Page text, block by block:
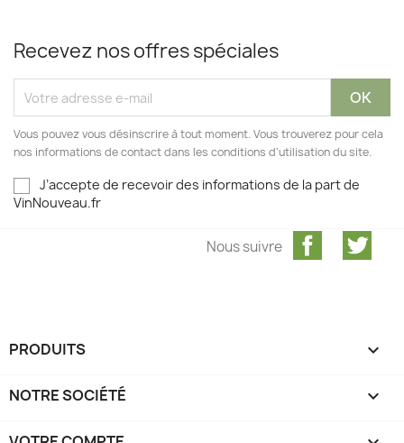
Recevez nos offres spéciales
Vous pouvez vous désinscrire à tout moment. Vous trouverez pour cela
nos informations de contact dans les conditions d'utilisation du site.
J’accepte de recevoir des informations de la part de
VinNouveau.fr
Facebook
Nous suivre
PRODUITS 
NOTRE SOCIÉTÉ 